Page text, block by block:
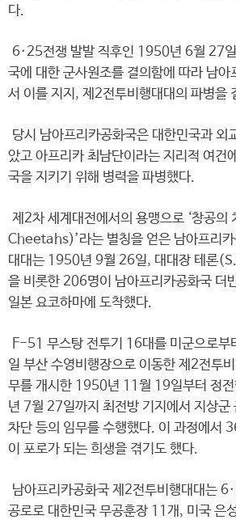
다.
6·25전쟁 발발 직후인 1950년 6월 27
국에 대한 군사원조를 결의함에 따라 남아
서 이를 지지, 제2전투비행대대의 파병을
당시 남아프리카공화국은 대한민국과 외
았고 아프리카 최남단이라는 지리적 여건
국을 지키기 위해 병력을 파병했다.
제2차 세계대전에서의 용맹으로 ‘창공
Cheetahs)’라는 별칭을 얻은 남아프리
대대는 1950년 9월 26일, 대대장 테론
을 비롯한 206명이 남아프리카공화국 더
일본 요코하마에 도착했다.
F-51 무스탕 전투기 16대를 미군으로
일 부산 수영비행장으로 이동한 제2전투
무를 개시한 1950년 11월 19일부터 정
년 7월 27일까지 최전방 기지에서 지상군
차단 등의 임무를 수행했다. 이 과정에서
이 포로가 되는 희생을 겪기도 했다.
남아프리카공화국 제2전투비행대대는
공로로 대한민국 무공훈장 11개, 미국 은